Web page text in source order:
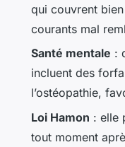
qui couvrent
courants mal
Santé mentale :
incluent des
l’ostéopathie,
Loi Hamon : elle
tout moment